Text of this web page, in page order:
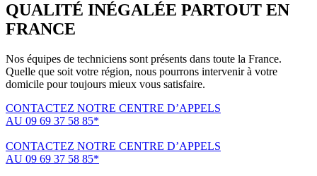
QUALITÉ INÉGALÉE PARTOUT EN
FRANCE
Nos équipes de techniciens sont présents dans toute la France.
Quelle que soit votre région, nous pourrons intervenir à votre
domicile pour toujours mieux vous satisfaire.
CONTACTEZ NOTRE CENTRE D’APPELS
AU 09 69 37 58 85*
CONTACTEZ NOTRE CENTRE D’APPELS
AU 09 69 37 58 85*